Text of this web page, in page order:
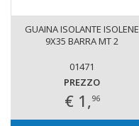
GUAINA ISOLANTE ISOLENE
9X35 BARRA MT 2
01471
PREZZO
€ 1,96